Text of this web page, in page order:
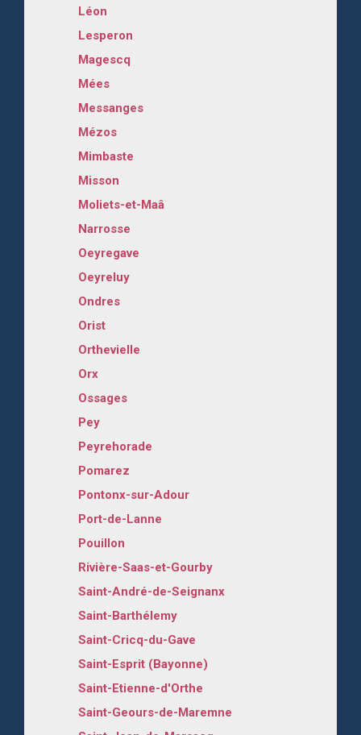
Léon
Lesperon
Magescq
Mées
Messanges
Mézos
Mimbaste
Misson
Moliets-et-Maâ
Narrosse
Oeyregave
Oeyreluy
Ondres
Orist
Orthevielle
Orx
Ossages
Pey
Peyrehorade
Pomarez
Pontonx-sur-Adour
Port-de-Lanne
Pouillon
Rivière-Saas-et-Gourby
Saint-André-de-Seignanx
Saint-Barthélemy
Saint-Cricq-du-Gave
Saint-Esprit (Bayonne)
Saint-Etienne-d'Orthe
Saint-Geours-de-Maremne